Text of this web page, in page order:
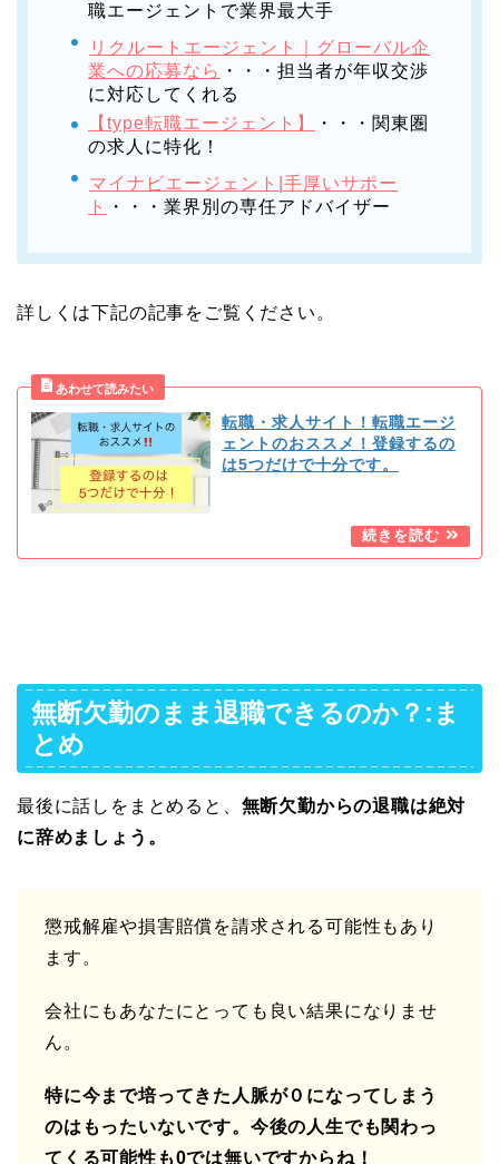
職エージェントで業界最大手
リクルートエージェント｜グローバル企
業への応募なら ・・・担当者が年収交渉
に対応してくれる
【type転職エージェント】
・・・関東圏
の求人に特化！
マイナビエージェント|手厚いサポー
ト
・・・業界別の専任アドバイザー
詳しくは下記の記事をご覧ください。
転職・求人サイト！転職エージ
ェントのおススメ！登録するの
は5つだけで十分です。
無断欠勤のまま退職できるのか？:ま
とめ
最後に話しをまとめると、 無断欠勤からの退職は絶対
に辞めましょう。
懲戒解雇や損害賠償を請求される可能性もあり
ます。
会社にもあなたにとっても良い結果になりませ
ん。
特に今まで培ってきた人脈が０になってしまう
のはもったいないです。今後の人生でも関わっ
てくる可能性も0では無いですからね！